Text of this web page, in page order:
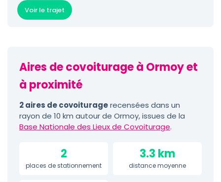
Voir le trajet
Aires de covoiturage à Ormoy et
à proximité
2 aires de covoituragerecensées dans un
rayon de 10 km autour de Ormoy, issues de la
Base Nationale des Lieux de Covoiturage.
2
places de stationnement
3.3 km
distance moyenne